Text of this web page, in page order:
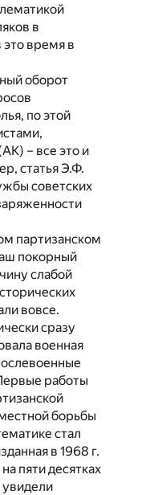
в
время в
оборот
по этой
– все это и
статья Э.Ф.
советских
партизанском
покорный
слабой
вовсе.
сразу
военная
работы
борьбы
стал
в 1968 г.
пяти десятках
увидели